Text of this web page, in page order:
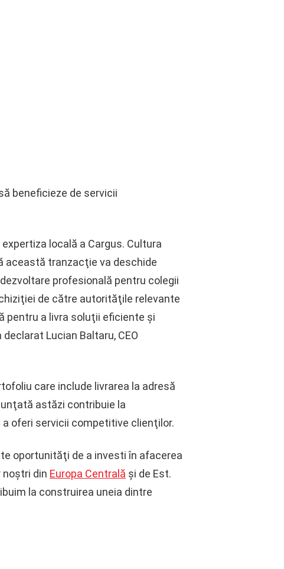
beneficieze de servicii
locală a Cargus. Cultura
această tranzacţie va deschide
profesională pentru colegii
de către autorităţile relevante
pentru a livra soluţii eficiente şi
Lucian Baltaru, CEO
care include livrarea la adresă
astăzi contribuie la
oferi servicii competitive clienţilor.
oportunităţi de a investi în afacerea
din Europa Centrală şi de Est.
la construirea uneia dintre